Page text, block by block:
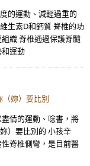
的運動、減輕過重的
生素D和鈣質 脊椎的功
織 脊椎通過保護脊髓
運動
妳）要比別
情的運動、唸書，將
）要比別的 小孩辛
脊椎側彎，是目前醫